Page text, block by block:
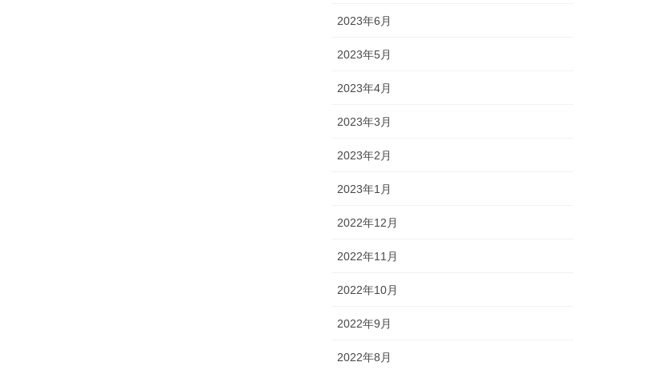
2023年6月
2023年5月
2023年4月
2023年3月
2023年2月
2023年1月
2022年12月
2022年11月
2022年10月
2022年9月
2022年8月